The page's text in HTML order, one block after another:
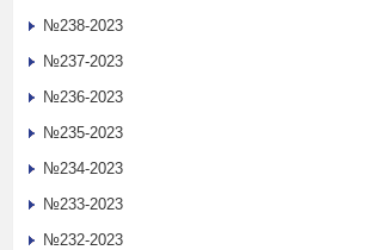
№238-2023
№237-2023
№236-2023
№235-2023
№234-2023
№233-2023
№232-2023